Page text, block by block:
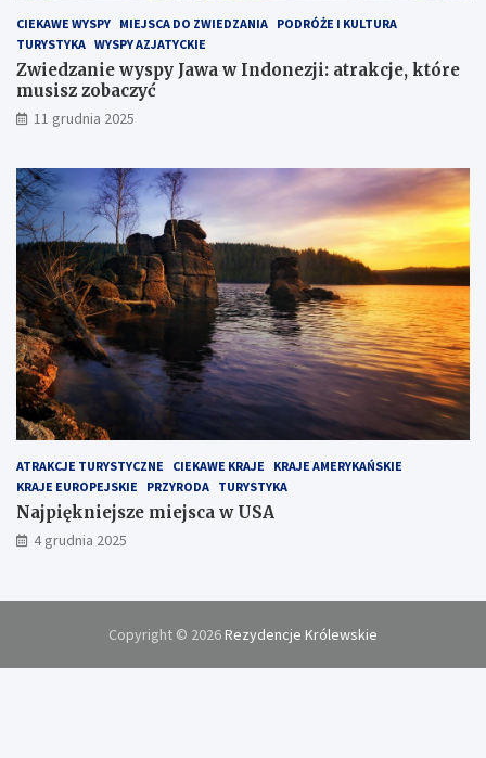
s
k
i
m
?
CIEKAWE WYSPY MIEJSCA DO ZWIEDZANIA PODRÓŻE I KULTURA
TURYSTYKA WYSPY AZJATYCKIE
Zwiedzanie wyspy Jawa w Indonezji: atrakcje, które
musisz zobaczyć
11 grudnia 2025
ATRAKCJE TURYSTYCZNE CIEKAWE KRAJE
KRAJE AMERYKAŃSKIE
KRAJE EUROPEJSKIE
PRZYRODA TURYSTYKA
Najpiękniejsze miejsca w USA
4 grudnia 2025
Copyright © 2026Rezydencje Królewskie